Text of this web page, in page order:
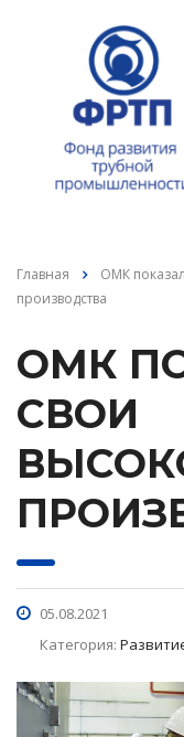
Главная
ОМК
производства
ОМК
СВОИ
05.08.2021
Категория: